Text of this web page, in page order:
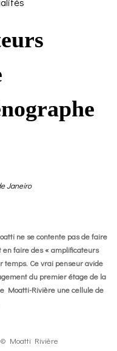
Janeiro
ne se contente pas de faire
en faire des « amplificateurs
temps. Ce vrai penseur avide
du premier étage de la
Moatti-Rivière une cellule de
© Moatti Rivière